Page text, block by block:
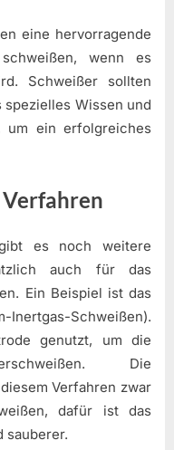
eine hervorragende
wenn es
Schweißer sollten
Wissen und
um ein erfolgreiches
es noch weitere
auch für das
Ein Beispiel ist das
Schweißen).
genutzt, um die
Die
Verfahren zwar
dafür ist das
sauberer.